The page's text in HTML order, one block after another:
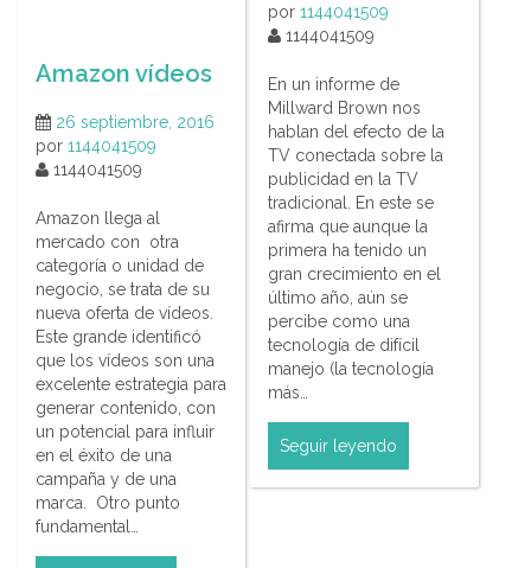
por1144041509
1144041509
En un informe de
Millward Brown nos
hablan del efecto de la
TV conectada sobre la
publicidad en la TV
tradicional. En este se
afirma que aunque la
primera ha tenido un
gran crecimiento en el
último año, aún se
percibe como una
tecnología de difícil
manejo (la tecnología
más…
Seguir leyendo
Amazon vídeos
26 septiembre, 2016
por 1144041509
1144041509
Amazon llega al
mercado con otra
categoría o unidad de
negocio, se trata de su
nueva oferta de vídeos.
Este grande identificó
que los vídeos son una
excelente estrategia para
generar contenido, con
un potencial para influir
en el éxito de una
campaña y de una
marca. Otro punto
fundamental…